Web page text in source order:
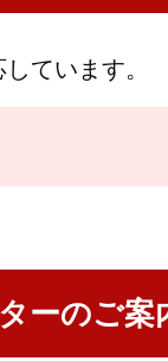
ています。
ーのご案